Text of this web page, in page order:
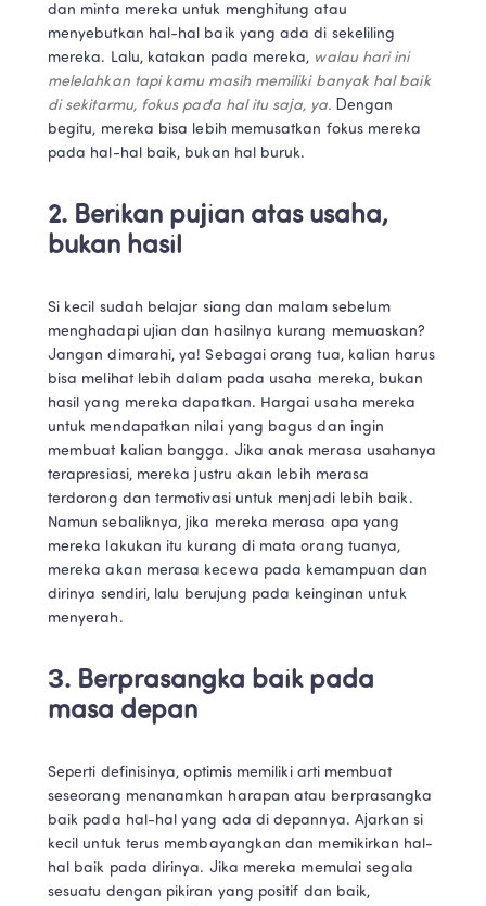
dan minta mereka untuk menghitung atau
menyebutkan hal-hal baik yang ada di sekeliling
mereka. Lalu, katakan pada mereka, walau hari ini
melelahkan tapi kamu masih memiliki banyak hal baik
di sekitarmu, fokus pada hal itu saja, ya. Dengan
begitu, mereka bisa lebih memusatkan fokus mereka
pada hal-hal baik, bukan hal buruk.
2. Berikan pujian atas usaha,
bukan hasil
Si kecil sudah belajar siang dan malam sebelum
menghadapi ujian dan hasilnya kurang memuaskan?
Jangan dimarahi, ya! Sebagai orang tua, kalian harus
bisa melihat lebih dalam pada usaha mereka, bukan
hasil yang mereka dapatkan. Hargai usaha mereka
untuk mendapatkan nilai yang bagus dan ingin
membuat kalian bangga. Jika anak merasa usahanya
terapresiasi, mereka justru akan lebih merasa
terdorong dan termotivasi untuk menjadi lebih baik.
Namun sebaliknya, jika mereka merasa apa yang
mereka lakukan itu kurang di mata orang tuanya,
mereka akan merasa kecewa pada kemampuan dan
dirinya sendiri, lalu berujung pada keinginan untuk
menyerah.
3. Berprasangka baik pada
masa depan
Seperti definisinya, optimis memiliki arti membuat
seseorang menanamkan harapan atau berprasangka
baik pada hal-hal yang ada di depannya. Ajarkan si
kecil untuk terus membayangkan dan memikirkan hal-
hal baik pada dirinya. Jika mereka memulai segala
sesuatu dengan pikiran yang positif dan baik,